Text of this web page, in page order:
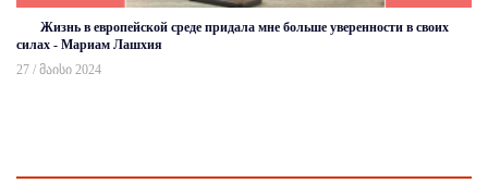
Жизнь в европейской среде придала мне больше уверенности в своих
силах - Мариам Лашхия
27 / მაისი 2024